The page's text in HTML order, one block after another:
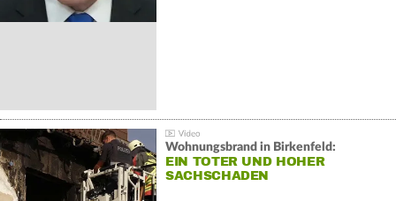
Wohnungsbrand in Birkenfeld:
EIN TOTER UND HOHER
SACHSCHADEN